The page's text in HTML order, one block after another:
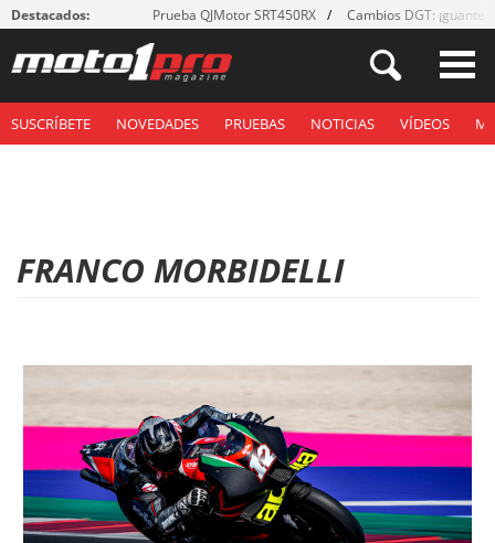
Destacados: Prueba QJMotor SRT450RX Cambios DGT: ¡guantes!
SUSCRÍBETE NOVEDADES PRUEBAS NOTICIAS VÍDEOS
FRANCO MORBIDELLI